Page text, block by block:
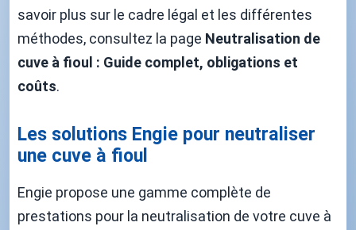
savoir plus sur le cadre légal et les différentes
méthodes, consultez la page Neutralisation de
cuve à fioul : Guide complet, obligations et
coûts.
Les solutions Engie pour neutraliser
une cuve à fioul
Engie propose une gamme complète de
prestations pour la neutralisation de votre cuve à